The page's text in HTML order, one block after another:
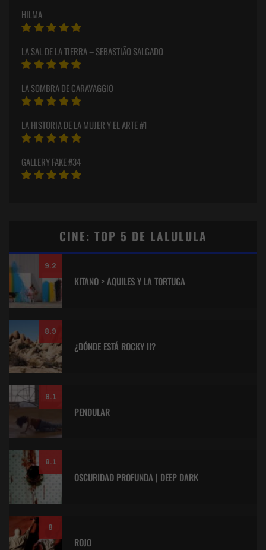
HILMA
LA SAL DE LA TIERRA – SEBASTIÃO SALGADO
LA SOMBRA DE CARAVAGGIO
LA HISTORIA DE LA MUJER Y EL ARTE #1
GALLERY FAKE #34
CINE: TOP 5 DE LALULULA
9.2
KITANO > AQUILES Y LA TORTUGA
8.9
¿DÓNDE ESTÁ ROCKY II?
8.1
PENDULAR
8.1
OSCURIDAD PROFUNDA | DEEP DARK
8
ROJO